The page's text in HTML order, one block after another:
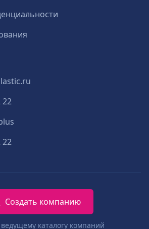
22
22
Создать компанию
каталогу компаний